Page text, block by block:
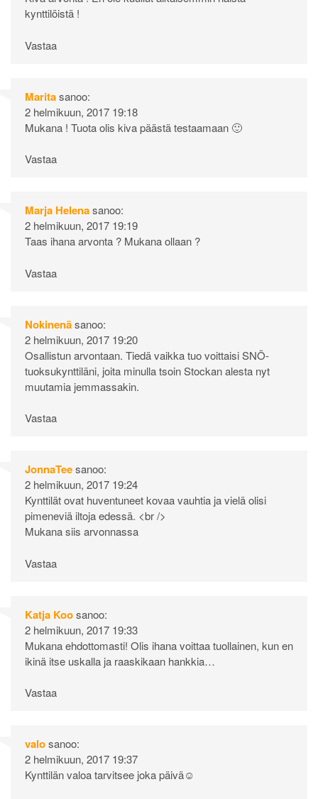
kynttilöistä !
Vastaa
Maritasanoo:
2 helmikuun, 2017 19:18
Mukana ! Tuota olis kiva päästä testaamaan 🙂
Vastaa
Marja Helenasanoo:
2 helmikuun, 2017 19:19
Taas ihana arvonta ? Mukana ollaan ?
Vastaa
Nokinenäsanoo:
2 helmikuun, 2017 19:20
Osallistun arvontaan. Tiedä vaikka tuo voittaisi SNÖ-
tuoksukynttiläni, joita minulla tsoin Stockan alesta nyt
muutamia jemmassakin.
Vastaa
JonnaTeesanoo:
2 helmikuun, 2017 19:24
Kynttilät ovat huventuneet kovaa vauhtia ja vielä olisi
pimeneviä iltoja edessä. <br />
Mukana siis arvonnassa
Vastaa
Katja Koosanoo:
2 helmikuun, 2017 19:33
Mukana ehdottomasti! Olis ihana voittaa tuollainen, kun en
ikinä itse uskalla ja raaskikaan hankkia…
Vastaa
valosanoo:
2 helmikuun, 2017 19:37
Kynttilän valoa tarvitsee joka päivä☺